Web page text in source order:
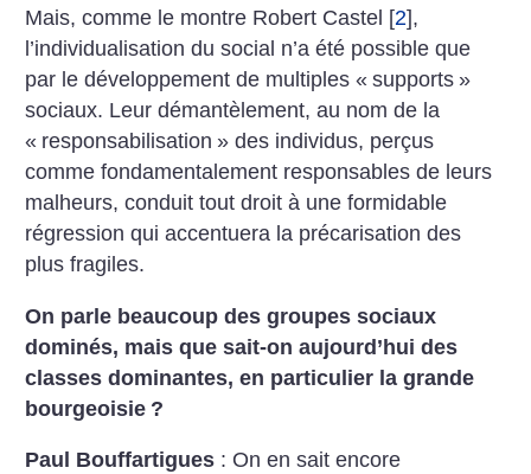
Mais, comme le montre Robert Castel [2],
l’individualisation du social n’a été possible que
par le développement de multiples « supports »
sociaux. Leur démantèlement, au nom de la
« responsabilisation » des individus, perçus
comme fondamentalement responsables de leurs
malheurs, conduit tout droit à une formidable
régression qui accentuera la précarisation des
plus fragiles.
On parle beaucoup des groupes sociaux
dominés, mais que sait-on aujourd’hui des
classes dominantes, en particulier la grande
bourgeoisie ?
Paul Bouffartigues : On en sait encore